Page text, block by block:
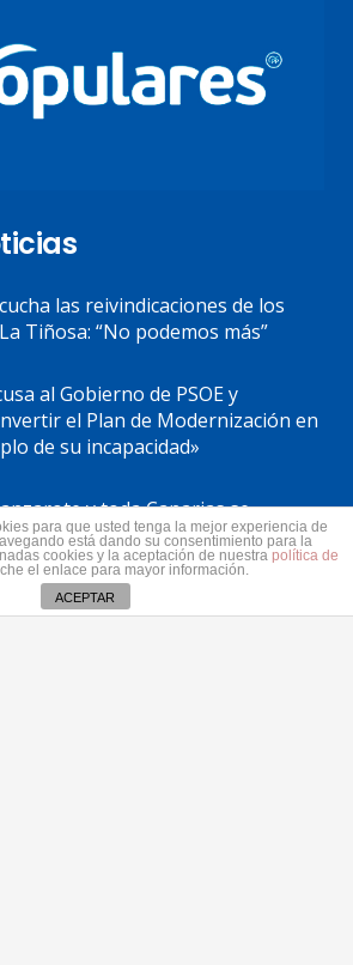
las reivindicaciones de los
Tiñosa: “No podemos más”
al Gobierno de PSOE y
el Plan de Modernización en
de su incapacidad»
y toda Canarias se
España no puede seguir sin
de Estado”
para que usted tenga la mejor experiencia de
está dando su consentimiento para la
cookies y la aceptación de nuestra política de
el enlace para mayor información.
ACEPTAR